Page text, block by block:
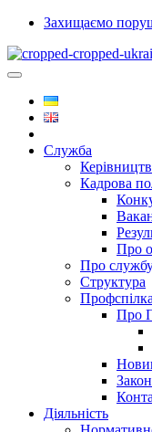
Захищаємо
Служба
Кадрова
Про
Про
Структура
Профспілка
Про
Діяльність